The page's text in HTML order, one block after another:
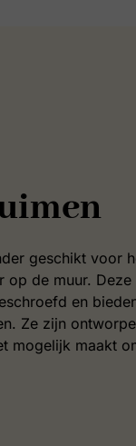
geschikt voor
de muur. Deze
en
Ze zijn
mogelijk maakt